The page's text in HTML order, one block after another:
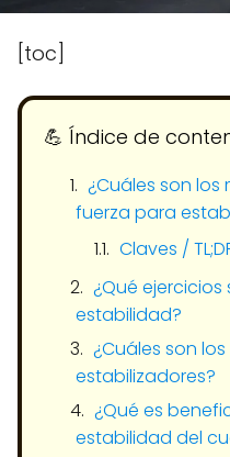
[toc]
💪​ Índice de
¿Cuáles son los
fuerza para
Claves /
¿Qué
estabilidad?
¿Cuáles son
estabilizadores?
¿Qué es
estabilidad del